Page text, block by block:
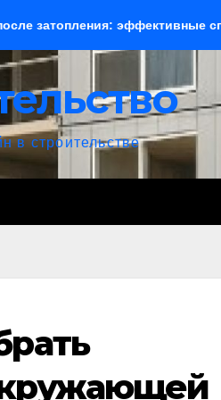
эффективные способы
в строительстве